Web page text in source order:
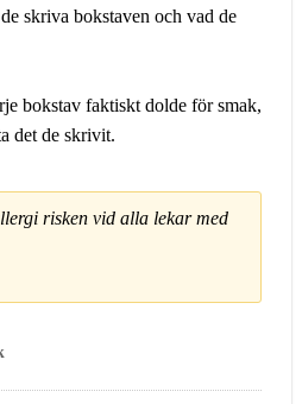
skriva bokstaven och vad de
bokstav faktiskt dolde för smak,
det de skrivit.
risken vid alla lekar med